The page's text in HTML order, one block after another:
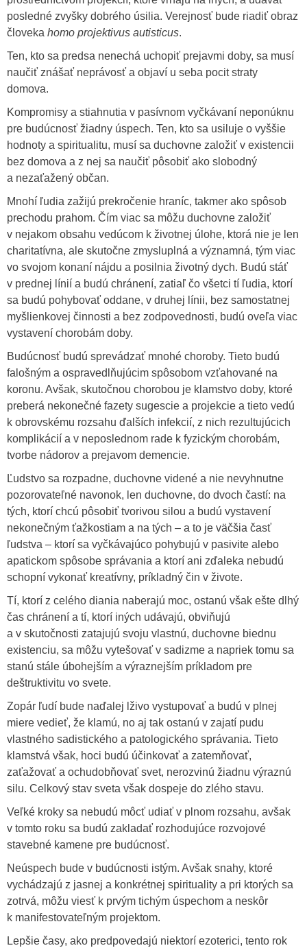
posledné zvyšky dobrého úsilia. Verejnosť bude riadiť obraz
človeka homo projektivus autisticus.
Ten, kto sa predsa nenechá uchopiť prejavmi doby, sa musí
naučiť znášať neprávosť a objaví u seba pocit straty
domova.
Kompromisy a stiahnutia v pasívnom vyčkávaní neponúknu
pre budúcnosť žiadny úspech. Ten, kto sa usiluje o vyššie
hodnoty a spiritualitu, musí sa duchovne založiť v existencii
bez domova a z nej sa naučiť pôsobiť ako slobodný
a nezaťažený občan.
Mnohí ľudia zažijú prekročenie hraníc, takmer ako spôsob
prechodu prahom. Čím viac sa môžu duchovne založiť
v nejakom obsahu vedúcom k životnej úlohe, ktorá nie je len
charitatívna, ale skutočne zmysluplná a významná, tým viac
vo svojom konaní nájdu a posilnia životný dych. Budú stáť
v prednej línií a budú chránení, zatiaľ čo všetci tí ľudia, ktorí
sa budú pohybovať oddane, v druhej línii, bez samostatnej
myšlienkovej činnosti a bez zodpovednosti, budú oveľa viac
vystavení chorobám doby.
Budúcnosť budú sprevádzať mnohé choroby. Tieto budú
falošným a ospravedlňujúcim spôsobom vzťahované na
koronu. Avšak, skutočnou chorobou je klamstvo doby, ktoré
preberá nekonečné fazety sugescie a projekcie a tieto vedú
k obrovskému rozsahu ďalších infekcií, z nich rezultujúcich
komplikácií a v neposlednom rade k fyzickým chorobám,
tvorbe nádorov a prejavom demencie.
Ľudstvo sa rozpadne, duchovne videné a nie nevyhnutne
pozorovateľné navonok, len duchovne, do dvoch častí: na
tých, ktorí chcú pôsobiť tvorivou silou a budú vystavení
nekonečným ťažkostiam a na tých – a to je väčšia časť
ľudstva – ktorí sa vyčkávajúco pohybujú v pasivite alebo
apatickom spôsobe správania a ktorí ani zďaleka nebudú
schopní vykonať kreatívny, príkladný čin v živote.
Tí, ktorí z celého diania naberajú moc, ostanú však ešte dlhý
čas chránení a tí, ktorí iných udávajú, obviňujú
a v skutočnosti zatajujú svoju vlastnú, duchovne biednu
existenciu, sa môžu vytešovať v sadizme a napriek tomu sa
stanú stále úbohejším a výraznejším príkladom pre
deštruktivitu vo svete.
Zopár ľudí bude naďalej lživo vystupovať a budú v plnej
miere vedieť, že klamú, no aj tak ostanú v zajatí pudu
vlastného sadistického a patologického správania. Tieto
klamstvá však, hoci budú účinkovať a zatemňovať,
zaťažovať a ochudobňovať svet, nerozvinú žiadnu výraznú
silu. Celkový stav sveta však dospeje do zlého stavu.
Veľké kroky sa nebudú môcť udiať v plnom rozsahu, avšak
v tomto roku sa budú zakladať rozhodujúce rozvojové
stavebné kamene pre budúcnosť.
Neúspech bude v budúcnosti istým. Avšak snahy, ktoré
vychádzajú z jasnej a konkrétnej spirituality a pri ktorých sa
zotrvá, môžu viesť k prvým tichým úspechom a neskôr
k manifestovateľným projektom.
Lepšie časy, ako predpovedajú niektorí ezoterici, tento rok